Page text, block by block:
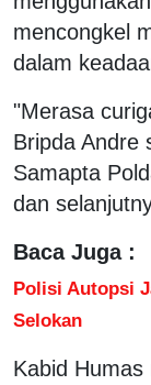
mencongkel
dalam
"Merasa
Bripda Andre
Samapta
dan
Baca Juga :
Polisi Autopsi
Selokan
Kabid